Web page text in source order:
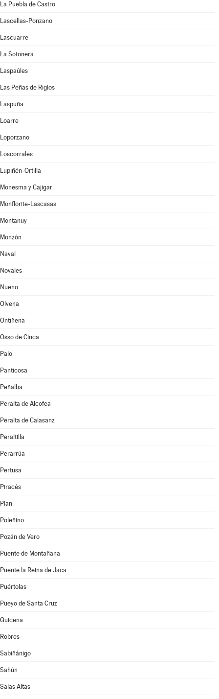
La Puebla de Castro
Lascellas-Ponzano
Lascuarre
La Sotonera
Laspaúles
Las Peñas de Riglos
Laspuña
Loarre
Loporzano
Loscorrales
Lupiñén-Ortilla
Monesma y Cajigar
Monflorite-Lascasas
Montanuy
Monzón
Naval
Novales
Nueno
Olvena
Ontiñena
Osso de Cinca
Palo
Panticosa
Peñalba
Peralta de Alcofea
Peralta de Calasanz
Peraltilla
Perarrúa
Pertusa
Piracés
Plan
Poleñino
Pozán de Vero
Puente de Montañana
Puente la Reina de Jaca
Puértolas
Pueyo de Santa Cruz
Quicena
Robres
Sabiñánigo
Sahún
Salas Altas